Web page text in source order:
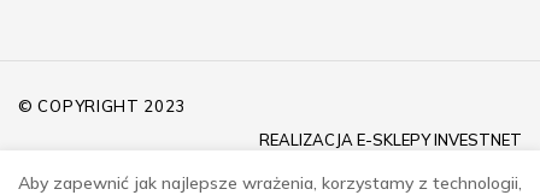
© COPYRIGHT 2023
REALIZACJA E-SKLEPY INVESTNET
Aby zapewnić jak najlepsze wrażenia, korzystamy z technologii,